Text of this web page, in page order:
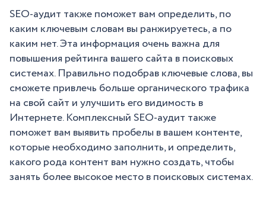
SEO-аудит также поможет вам определить, по
каким ключевым словам вы ранжируетесь, а по
каким нет. Эта информация очень важна для
повышения рейтинга вашего сайта в поисковых
системах. Правильно подобрав ключевые слова, вы
сможете привлечь больше органического трафика
на свой сайт и улучшить его видимость в
Интернете. Комплексный SEO-аудит также
поможет вам выявить пробелы в вашем контенте,
которые необходимо заполнить, и определить,
какого рода контент вам нужно создать, чтобы
занять более высокое место в поисковых системах.